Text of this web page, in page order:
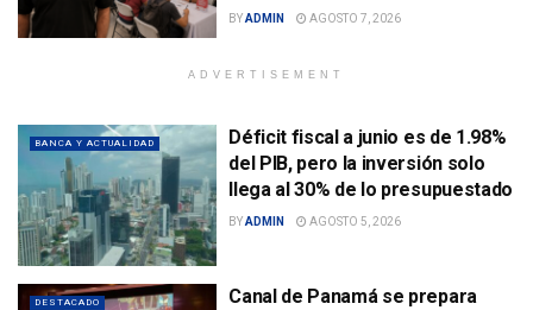
BYADMIN AGOSTO 7, 2026
ADVERTISEMENT
BANCA Y ACTUALIDAD
Déficit fiscal a junio es de 1.98%
del PIB, pero la inversión solo
llega al 30% de lo presupuestado
BYADMIN AGOSTO 5, 2026
DESTACADO
Canal de Panamá se prepara